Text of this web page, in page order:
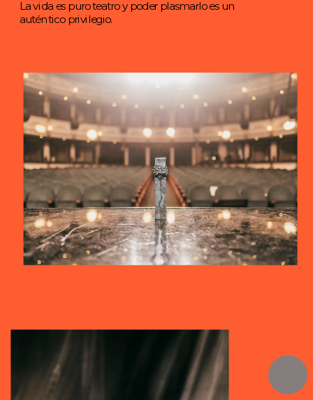
La vida es puro teatro y poder plasmarlo es un
auténtico privilegio.